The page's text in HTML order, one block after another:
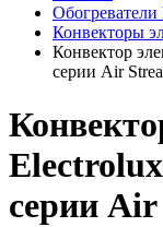
Конвекторы
Конвектор
серии Air
серии